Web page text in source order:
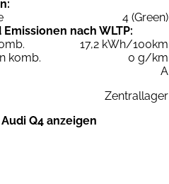
4 (Green)
nach WLTP:
17,2 kWh/100km
komb.
0 g/km
A
Zentrallager
Q4 anzeigen